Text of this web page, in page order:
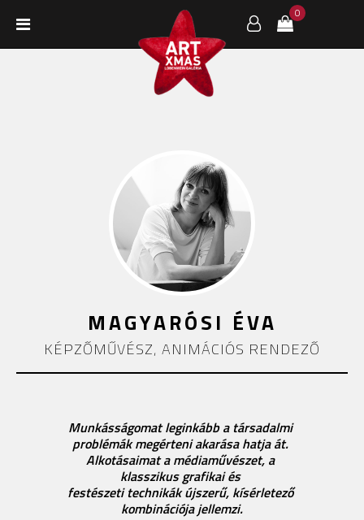
0
MAGYARÓSI ÉVA
KÉPZŐMŰVÉSZ, ANIMÁCIÓS RENDEZŐ
Munkásságomat leginkábba társadalmi
problémákmegérteni akarásahatjaát.
Alkotásaimatamédiaművészet, a
klasszikusgrafikaiés
festészeti technikákújszerű, kísérletező
kombinációjajellemzi.